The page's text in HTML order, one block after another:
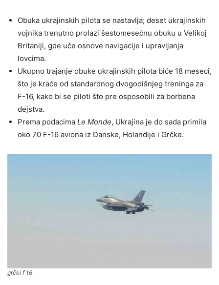
Obuka ukrajinskih pilota se nastavlja; deset ukrajinskih
vojnika trenutno prolazi šestomesečnu obuku u Velikoj
Britaniji, gde uče osnove navigacije i upravljanja
lovcima.
Ukupno trajanje obuke ukrajinskih pilota biće 18 meseci,
što je kraće od standardnog dvogodišnjeg treninga za
F-16, kako bi se piloti što pre osposobili za borbena
dejstva.
Prema podacima Le Monde, Ukrajina je do sada primila
oko 70 F-16 aviona iz Danske, Holandije i Grčke.
grčki f 16